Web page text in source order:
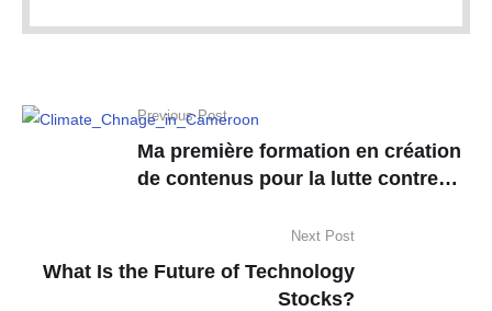
Previous Post
Ma première formation en création
de contenus pour la lutte contre
Next Post
What Is the Future of Technology
Stocks?